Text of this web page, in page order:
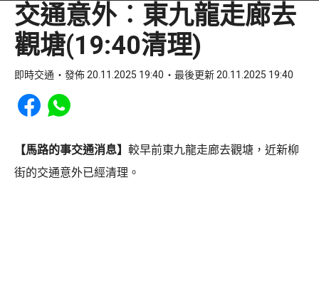
交通意外︰東九龍走廊去
觀塘(19:40清理)
即時交通 發佈 20.11.2025 19:40 最後更新 20.11.2025 19:40
Share to Facebook
Share to WhatsApp
【馬路的事交通消息】 較早前東九龍走廊去觀塘，近新柳
街的交通意外已經清理。